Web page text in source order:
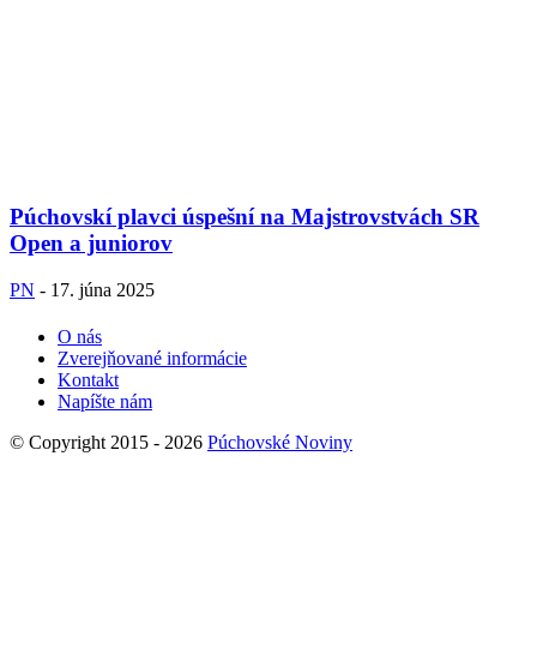
Púchovskí plavci úspešní na Majstrovstvách SR
Open a juniorov
PN - 17. júna 2025
O nás
Zverejňované informácie
Kontakt
Napíšte nám
© Copyright 2015 - 2026 Púchovské Noviny